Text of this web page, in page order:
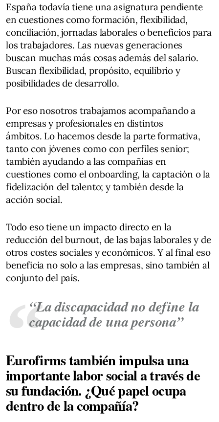
España todavía tiene una asignatura pendiente
en cuestiones como formación, flexibilidad,
conciliación, jornadas laborales o beneficios para
los trabajadores. Las nuevas generaciones
buscan muchas más cosas además del salario.
Buscan flexibilidad, propósito, equilibrio y
posibilidades de desarrollo.
Por eso nosotros trabajamos acompañando a
empresas y profesionales en distintos
ámbitos. Lo hacemos desde la parte formativa,
tanto con jóvenes como con perfiles senior;
también ayudando a las compañías en
cuestiones como el onboarding, la captación o la
fidelización del talento; y también desde la
acción social.
Todo eso tiene un impacto directo en la
reducción del burnout, de las bajas laborales y de
otros costes sociales y económicos. Y al final eso
beneficia no solo a las empresas, sino también al
conjunto del país.
“La discapacidad no define la
capacidad de una persona”
Eurofirms también impulsa una
importante labor social a través de
su fundación. ¿Qué papel ocupa
dentro de la compañía?